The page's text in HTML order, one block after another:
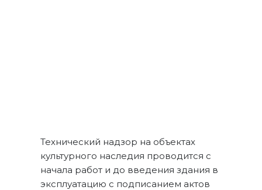
Технический надзор на объектах
культурного наследия проводится с
начала работ и до введения здания в
эксплуатацию с подписанием актов